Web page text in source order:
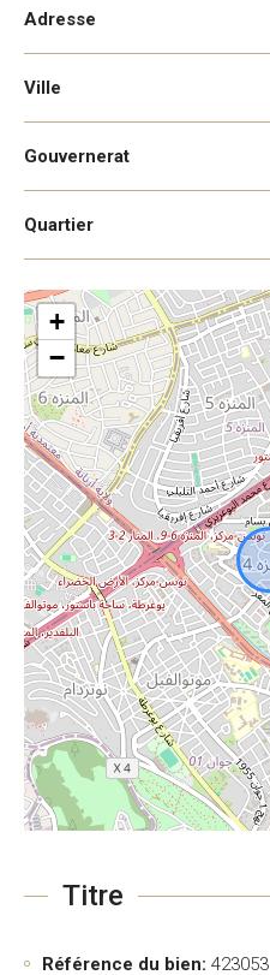
Adresse
Ville
Gouvernerat
Quartier
+
−
Titre
Référence du bien: 423053